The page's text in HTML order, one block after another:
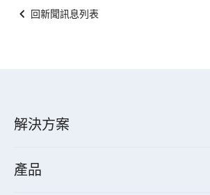
回新聞訊息列表
解決方案
產品